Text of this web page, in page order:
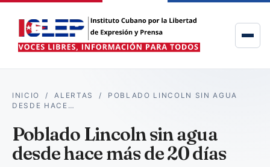
INICIO /ALERTAS / POBLADO LINCOLN SIN AGUA
DESDE HACE…
Poblado Lincoln sin agua
desde hace más de 20 días